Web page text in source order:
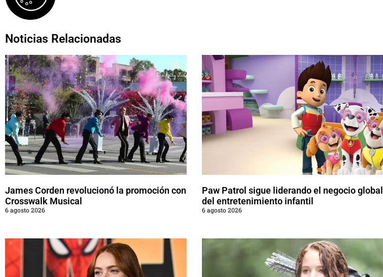
Noticias Relacionadas
James Corden revolucionó la promoción con
Crosswalk Musical
6 agosto 2026
Paw Patrol sigue liderando el negocio global
del entretenimiento infantil
6 agosto 2026